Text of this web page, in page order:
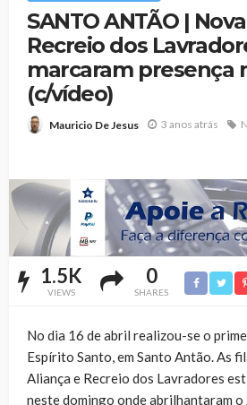
SANTO ANTÃO |
Recreio dos
marcaram presença
(c/vídeo)
Mauricio De Jesus 3 anos atrás
1.5K
VIEWS
0
SHARES
No dia 16 de abril realizou-se o
Espírito Santo, em Santo Antão. As
Aliança e Recreio dos Lavradores
neste domingo onde abrilhantaram o